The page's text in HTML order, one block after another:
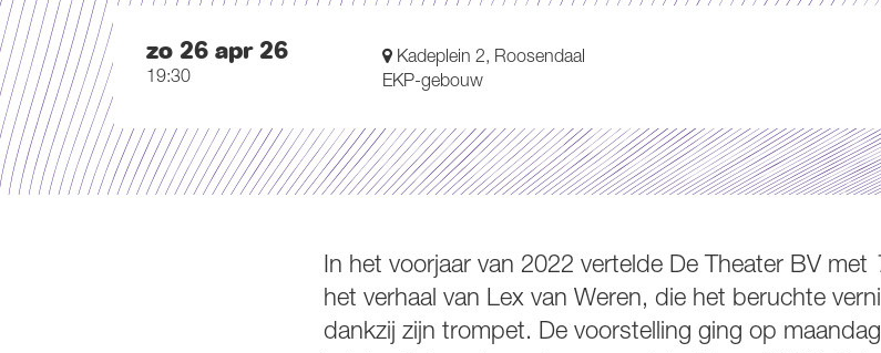
zo 26 apr 26
19:30
Kadeplein 2, Roosendaal
EKP-gebouw
In het voorjaar van 2022 vertelde De Theater BV met
het verhaal van Lex van Weren, die het beruchte
dankzij zijn trompet. De voorstelling ging op